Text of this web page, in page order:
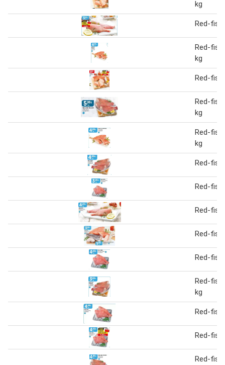
kg
Red-fish
Red-fish
kg
Red-fish
Red-fish
kg
Red-fish
kg
Red-fish
Red-fish
Red-fish
Red-fish
Red-fish
Red-fish
kg
Red-fish
Red-fish
Red-fish